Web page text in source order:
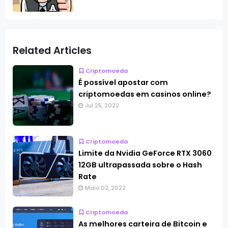
Related Articles
Criptomoeda
É possível apostar com
criptomoedas em casinos online?
Jul 25, 2022
Criptomoeda
Limite da Nvidia GeForce RTX 3060
12GB ultrapassada sobre o Hash
Rate
Maio 02, 2022
Criptomoeda
As melhores carteira de Bitcoin e